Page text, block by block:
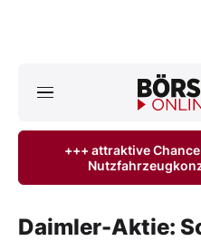
ktuelle Ausgabe
Anlageprodukte
+++ attraktive
Daimler-Aktie: